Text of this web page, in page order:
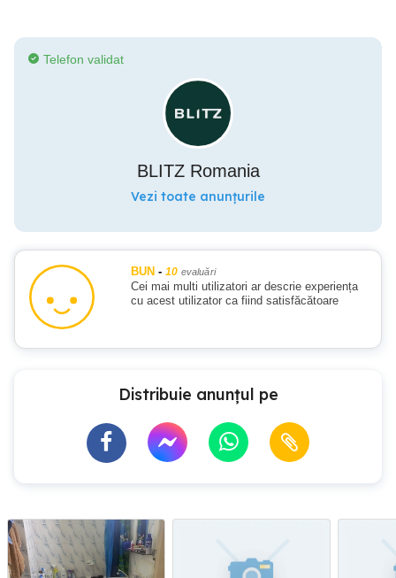
Telefon validat
BLITZ Romania
Vezi toate anunțurile
BUN - 10 evaluări
Cei mai multi utilizatori ar descrie experiența
cu acest utilizator ca fiind satisfăcătoare
Distribuie anunțul pe